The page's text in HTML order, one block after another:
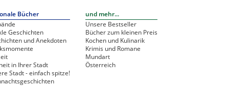
Bücher
Geschichten
und Anekdoten
in Ihrer Stadt
Stadt - einfach spitze!
und mehr...
Unsere Bestseller
Bücher zum kleinen Preis
Kochen und Kulinarik
Krimis und Romane
Mundart
Österreich